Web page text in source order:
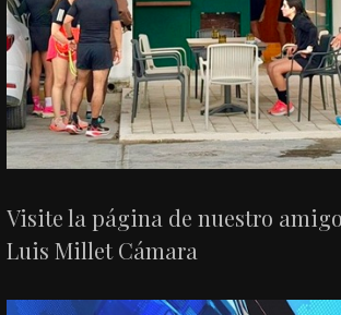
Visite la página de nuestro
Luis Millet Cámara